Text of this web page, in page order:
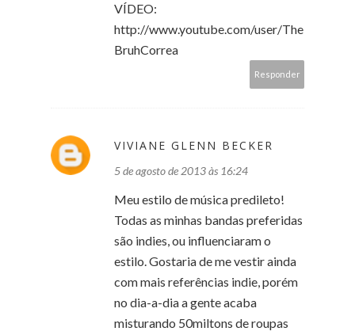
VÍDEO:
http://www.youtube.com/user/The
BruhCorrea
Responder
VIVIANE GLENN BECKER
5 de agosto de 2013 às 16:24
Meu estilo de música predileto!
Todas as minhas bandas preferidas
são indies, ou influenciaram o
estilo. Gostaria de me vestir ainda
com mais referências indie, porém
no dia-a-dia a gente acaba
misturando 50miltons de roupas